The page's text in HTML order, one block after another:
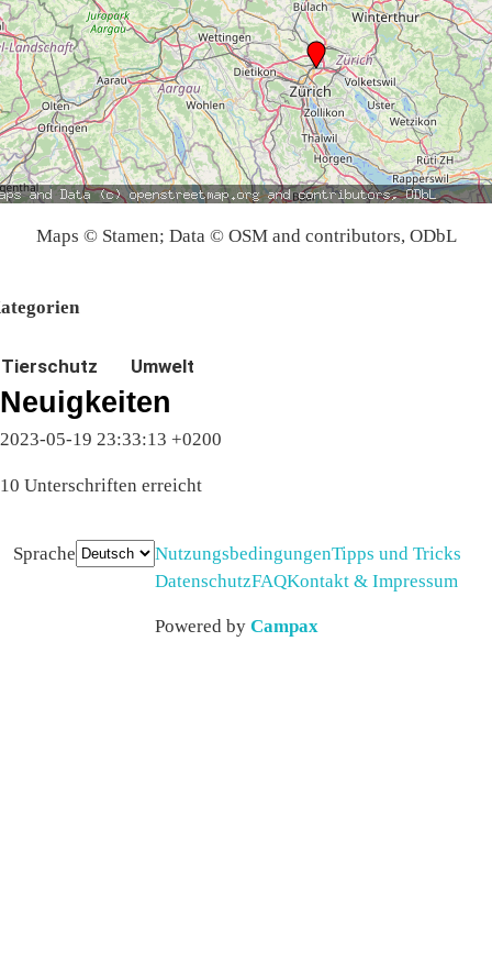
Maps © Stamen; Data © OSM and contributors, ODbL
Tierschutz Umwelt
Neuigkeiten
2023-05-19 23:33:13 +0200
10 Unterschriften erreicht
Sprache NutzungsbedingungenTipps und Tricks
DatenschutzFAQKontakt & Impressum
Powered by Campax